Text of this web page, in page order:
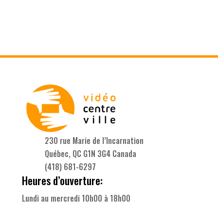
230 rue Marie de l’Incarnation
Québec, QC G1N 3G4 Canada
(418) 681-6297
Heures d’ouverture:
Lundi au mercredi 10h00 à 18h00